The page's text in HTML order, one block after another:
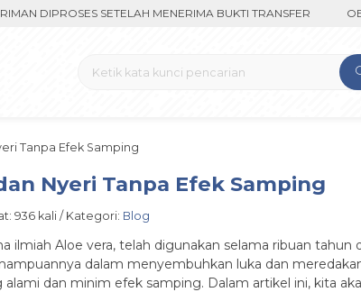
SETELAH MENERIMA BUKTI TRANSFER OBAT
Tanpa Efek Samping
Nyeri Tanpa Efek Samping
936 kali / Kategori: Blog
ilmiah Aloe vera, telah digunakan selama ribuan
dalam menyembuhkan luka dan
alami dan minim efek samping. Dalam artikel ini, kita